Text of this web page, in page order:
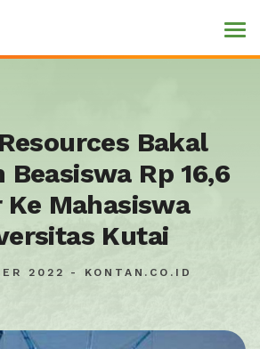
Bakal
Rp 16,6
Ke Mahasiswa
Kutai
2022 - KONTAN.CO.ID